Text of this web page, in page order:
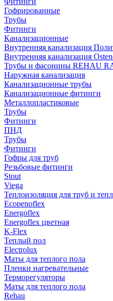
Гофрированные
Трубы
Фитинги
Канализационные
Внутренняя канализация
Внутренняя канализация
Трубы и фасонины REHAU
Наружная канализация
Канализационные трубы
Канализационные фитинги
Металлопластиковые
Трубы
Фитинги
ПНД
Трубы
Фитинги
Гофры для труб
Резьбовые фитинги
Stout
Viega
Теплоизоляция для труб и
Ecopenoflex
Energoflex
Energoflex цветная
K-Flex
Теплый пол
Electrolux
Маты для теплого пола
Пленки нагревательные
Терморегуляторы
Маты для теплого пола
Rehau